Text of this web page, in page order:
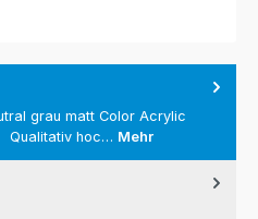
grau matt Color Acrylic
Qualitativ hoc… Mehr